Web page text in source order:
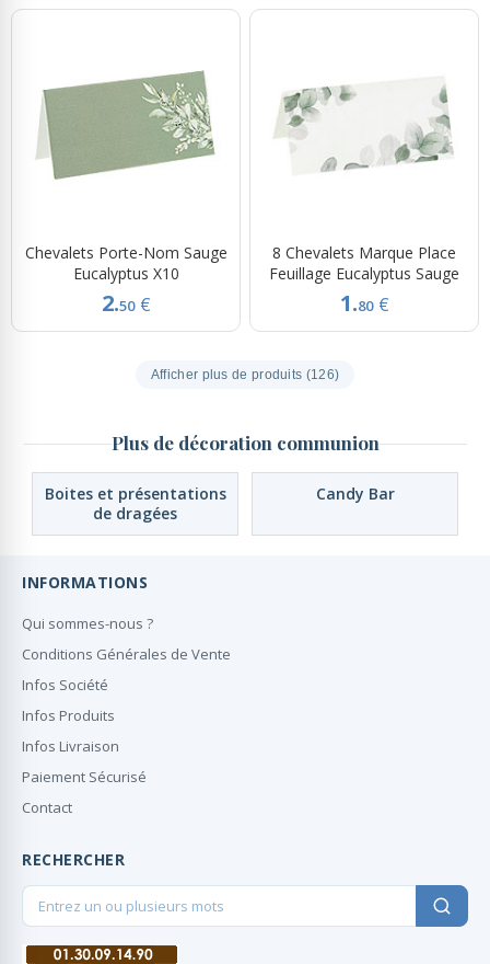
Chevalets Porte-Nom Sauge
Eucalyptus X10
2.50 €
8 Chevalets Marque Place
Feuillage Eucalyptus Sauge
1.80 €
Afficher plus de produits (126)
Plus de décoration communion
Boites et présentations
de dragées
Candy Bar
INFORMATIONS
Qui sommes-nous ?
Conditions Générales de Vente
Infos Société
Infos Produits
Infos Livraison
Paiement Sécurisé
Contact
RECHERCHER